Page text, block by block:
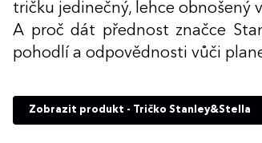
tričku jedinečný, lehce obnošený
A proč dát přednost značce
pohodlí a odpovědnosti vůči
Zobrazit produkt - Tričko Stanley&Stella